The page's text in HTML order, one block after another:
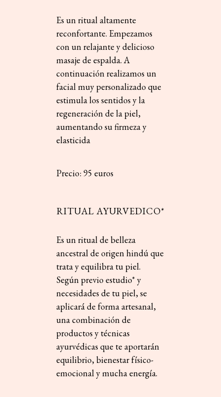
Es un ritual altamente
reconfortante. Empezamos
con un relajante y delicioso
masaje de espalda. A
continuación realizamos un
facial muy personalizado que
estimula los sentidos y la
regeneración de la piel,
aumentando su firmeza y
elasticida
Precio: 95 euros
RITUAL AYURVEDICO*
Es un ritual de belleza
ancestral de origen hindú que
trata y equilibra tu piel.
Según previo estudio* y
necesidades de tu piel, se
aplicará de forma artesanal,
una combinación de
productos y técnicas
ayurvédicas que te aportarán
equilibrio, bienestar físico-
emocional y mucha energía.